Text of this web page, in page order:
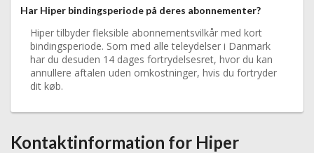
Har Hiper bindingsperiode på deres abonnementer?
Hiper tilbyder fleksible abonnementsvilkår med kort
bindingsperiode. Som med alle teleydelser i Danmark
har du desuden 14 dages fortrydelsesret, hvor du kan
annullere aftalen uden omkostninger, hvis du fortryder
dit køb.
Kontaktinformation for Hiper